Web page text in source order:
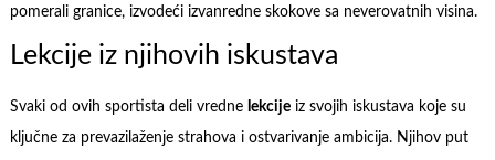
pomerali granice, izvodeći izvanredne skokove sa neverovatnih visina.
Lekcije iz njihovih iskustava
Svaki od ovih sportista deli vredne lekcijeiz svojih iskustava koje su
ključne za prevazilaženje strahova i ostvarivanje ambicija. Njihov put